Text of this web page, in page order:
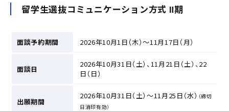
留学生選抜コミュニケーション方式 Ⅱ期
面談予約期間 2026年10月1日（木）～11月17日（月）
面談日
2026年10月31日（土）、11月21日（土）、22
日（日）
出願期間
2026年10月31日（土）～11月25日（水） （締切
日消印有効）